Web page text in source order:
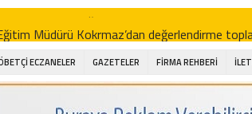
Eğitim Müdürü Kokrmaz’dan değerlendirme
Alibeyoğlu, Aile Destek Merkezini
ıhlamur piyasalarda
ECZANELER GAZETELER FİRMA REHBERİ